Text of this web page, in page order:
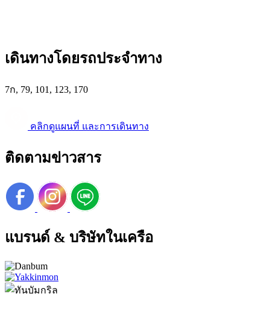
เดินทางโดยรถประจำทาง
7ก, 79, 101, 123, 170
คลิกดูแผนที่ และการเดินทาง
ติดตามข่าวสาร
แบรนด์ & บริษัทในเครือ